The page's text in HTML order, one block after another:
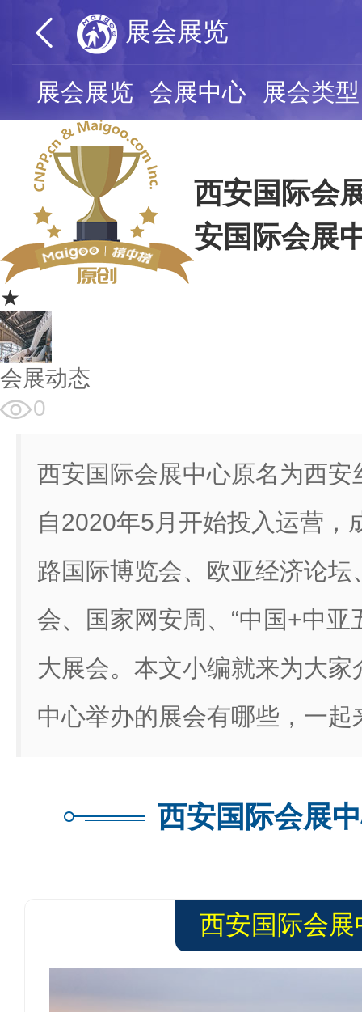
展会展览
展会展览 会展中心 展会类型
★
西安国际会
安国际会展
会展动态
0
西安国际会展中心原名为西
自2020年5月开始投入运营，
路国际博览会、欧亚经济论
会、国家网安周、“中国+中亚
大展会。本文小编就来为大
中心举办的展会有哪些，一起
西安国际会展
西安国际会展